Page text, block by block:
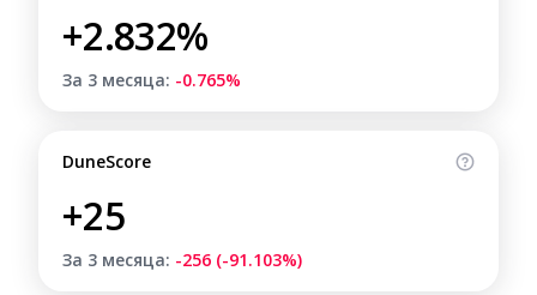
+2.832%
За 3 месяца: -0.765%
DuneScore
+25
За 3 месяца: -256 (-91.103%)